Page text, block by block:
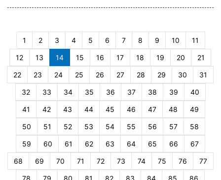
1 2 3 4 5 6 7 8 9 10 11
12 13 14 15 16 17 18 19 20 21
22 23 24 25 26 27 28 29 30 31
32 33 34 35 36 37 38 39 40
41 42 43 44 45 46 47 48 49
50 51 52 53 54 55 56 57 58
59 60 61 62 63 64 65 66 67
68 69 70 71 72 73 74 75 76 77